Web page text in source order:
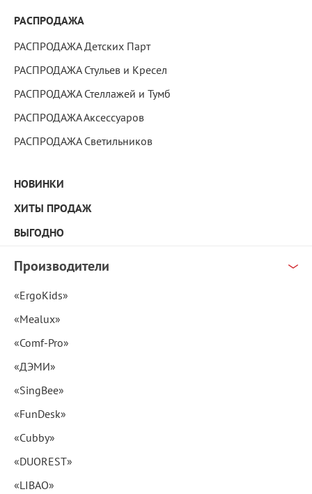
РАСПРОДАЖА
РАСПРОДАЖА Детских Парт
РАСПРОДАЖА Стульев и Кресел
РАСПРОДАЖА Стеллажей и Тумб
РАСПРОДАЖА Аксессуаров
РАСПРОДАЖА Светильников
НОВИНКИ
ХИТЫ ПРОДАЖ
ВЫГОДНО
Производители
«ErgoKids»
«Mealux»
«Comf-Pro»
«ДЭМИ»
«SingBee»
«FunDesk»
«Cubby»
«DUOREST»
«LIBAO»